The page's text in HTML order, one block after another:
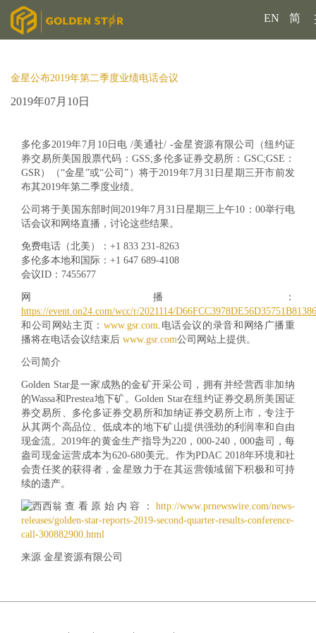
EN 简
金星公布2019年第二季度业绩电话会议
2019年07月10日
多伦多2019年7月10日电 /美通社/ -金星资源有限公司（纽约证
券交易所美国股票代码：GSS;多伦多证券交易所：GSC;GSE：
GSR）（“金星”或“公司”）将于2019年7月31日星期三开市前发
布其2019年第二季度业绩。
公司将于美国东部时间2019年7月31日星期三上午10：00举行电
话会议和网络直播，讨论这些结果。
免费电话（北美）：+1 833 231-8263
多伦多本地和国际：+1 647 689-4108
会议ID： 7455677
网播：
https://event.on24.com/wcc/r/2021114/
和公司网站主页： www.gsr.com .电话会议的录音和网络广播重
播将在电话会议结束后 www.gsr.com公司网站上提供。
公司简介
Golden Star是一家成熟的金矿开采公司，拥有并经营西非加纳
的Wassa和Prestea地下矿。Golden Star在纽约证券交易所美国证
券交易所、多伦多证券交易所和加纳证券交易所上市，专注于
从其两个高品位、低成本的地下矿山提供强劲的利润率和自由
现金流。2019年的黄金生产指导为220，000-240，000盎司，每
盎司现金运营成本为620-680美元。作为PDAC 2018年环境和社
会责任奖的获得者，金星致力于在其运营领域留下积极和可持
续的遗产。
查看原始内容： http://www.prnewswire.com/news-
releases/golden-star-reports-2019-second-quarter-results-conference-
call-300882900.html
来源 金星资源有限公司